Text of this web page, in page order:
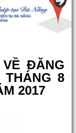
ĐĂNG
THÁNG 8
2017